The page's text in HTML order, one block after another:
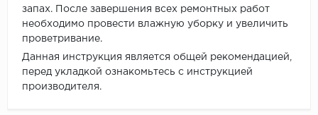
запах. После завершения всех ремонтных работ
необходимо провести влажную уборку и увеличить
проветривание.
Данная инструкция является общей рекомендацией,
перед укладкой ознакомьтесь с инструкцией
производителя.